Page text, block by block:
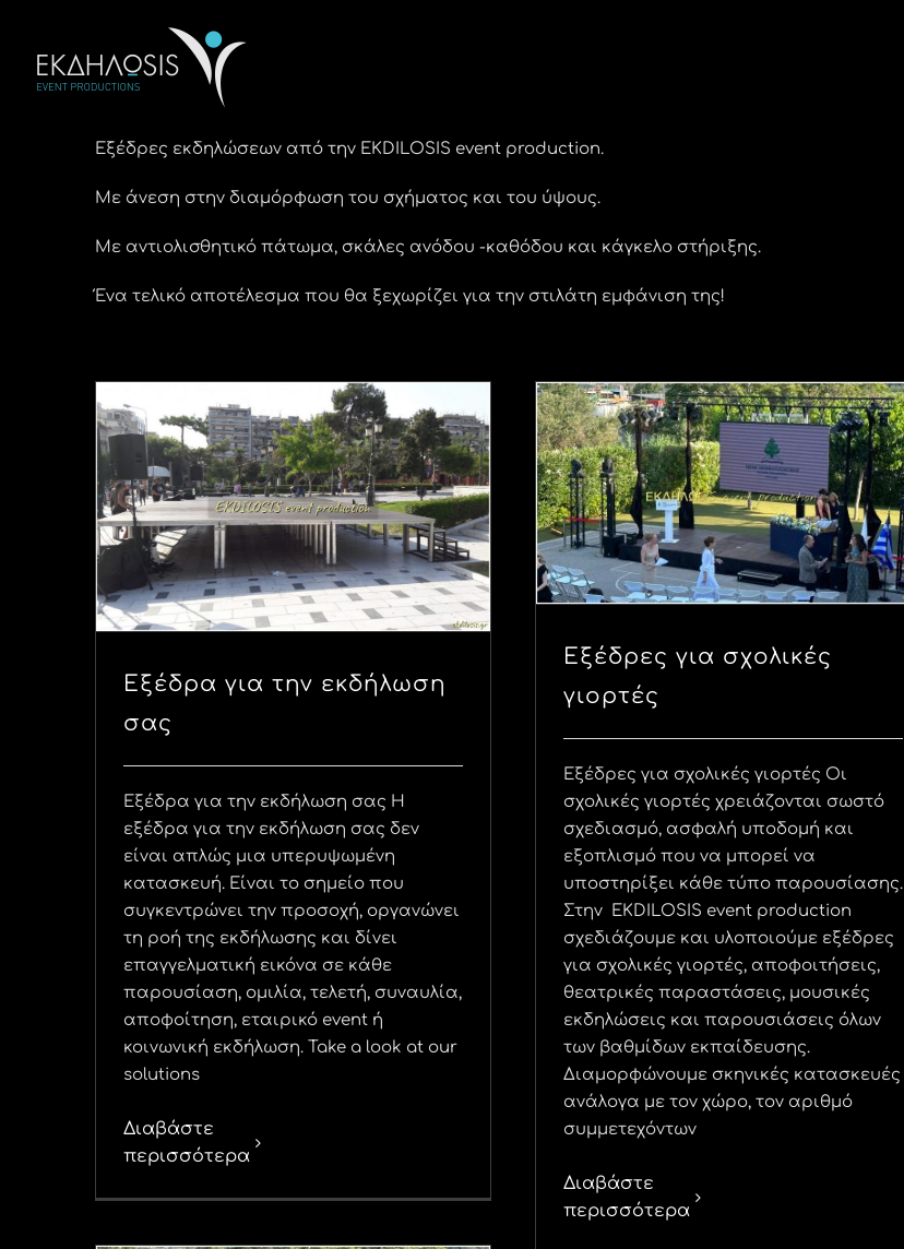
περιεχόμενο
Εξέδρες εκδηλώσεων από την EKDILOSIS event production.
Με άνεση στην διαμόρφωση του σχήματος και του ύψους.
Με αντιολισθητικό πάτωμα, σκάλες ανόδου -καθόδου και κάγκελο στήριξης.
Ένα τελικό αποτέλεσμα που θα ξεχωρίζει για την στιλάτη εμφάνιση της!
Εξέδρα για την εκδήλωση
σας
Εξέδρα για την εκδήλωση
σας
Εξέδρα για την εκδήλωση σας Η
εξέδρα για την εκδήλωση σας δεν
είναι απλώς μια υπερυψωμένη
κατασκευή. Είναι το σημείο που
συγκεντρώνει την προσοχή, οργανώνει
τη ροή της εκδήλωσης και δίνει
επαγγελματική εικόνα σε κάθε
παρουσίαση, ομιλία, τελετή, συναυλία,
αποφοίτηση, εταιρικό event ή
κοινωνική εκδήλωση. Take a look at our
solutions
Διαβάστε
περισσότερα
Εξέδρες για σχολικές
γιορτές
Εξέδρες για σχολικές
γιορτές
Εξέδρες για σχολικές γιορτές Οι
σχολικές γιορτές χρειάζονται σωστό
σχεδιασμό, ασφαλή υποδομή και
εξοπλισμό που να μπορεί να
υποστηρίξει κάθε τύπο παρουσίασης.
Στην EKDILOSIS event production
σχεδιάζουμε και υλοποιούμε εξέδρες
για σχολικές γιορτές, αποφοιτήσεις,
θεατρικές παραστάσεις, μουσικές
εκδηλώσεις και παρουσιάσεις όλων
των βαθμίδων εκπαίδευσης.
Διαμορφώνουμε σκηνικές κατασκευές
ανάλογα με τον χώρο, τον αριθμό
συμμετεχόντων
Διαβάστε
περισσότερα